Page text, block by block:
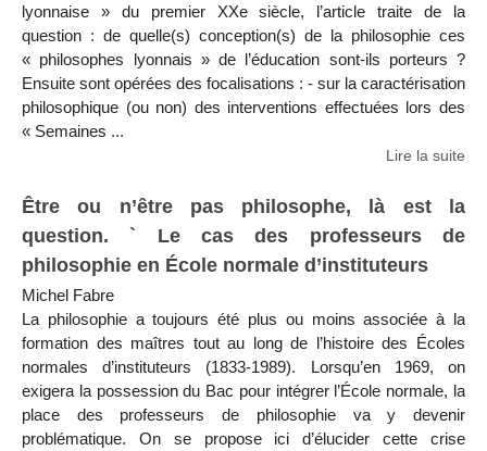
lyonnaise » du premier XXe siècle, l’article traite de la
question : de quelle(s) conception(s) de la philosophie ces
« philosophes lyonnais » de l’éducation sont-ils porteurs ?
Ensuite sont opérées des focalisations : - sur la caractérisation
philosophique (ou non) des interventions effectuées lors des
« Semaines ...
Lire la suite
Être ou n’être pas philosophe, là est la
question. ` Le cas des professeurs de
philosophie en École normale d’instituteurs
Michel Fabre
La philosophie a toujours été plus ou moins associée à la
formation des maîtres tout au long de l’histoire des Écoles
normales d’instituteurs (1833-1989). Lorsqu’en 1969, on
exigera la possession du Bac pour intégrer l’École normale, la
place des professeurs de philosophie va y devenir
problématique. On se propose ici d’élucider cette crise